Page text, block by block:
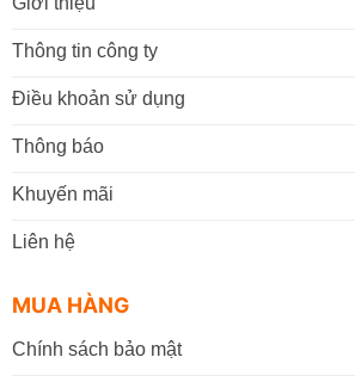
Thông tin công ty
Điều khoản sử dụng
Thông báo
Khuyến mãi
Liên hệ
MUA HÀNG
Chính sách bảo mật